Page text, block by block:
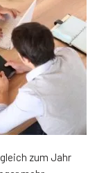
zum Jahr